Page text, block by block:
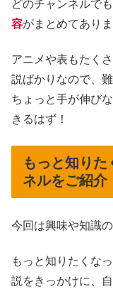
どのチャンネルで
容がまとめてありま
アニメや表もたく
説ばかりなので、
ちょっと手が伸び
きるはず！
もっと知り
ネルをご紹介
今回は興味や知識
もっと知りたくな
説をきっかけに、